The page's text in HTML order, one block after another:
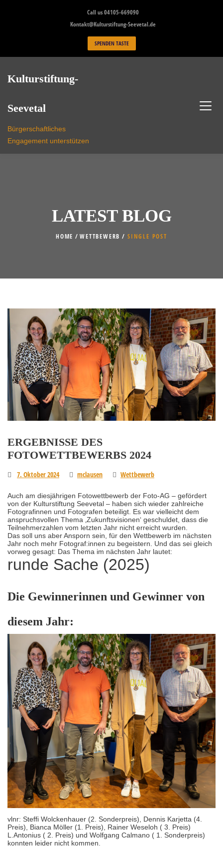
Call us 04105-669090
Kontakt@Kulturstiftung-Seevetal.de
SPENDEN TASTE
Kulturstiftung-
Seevetal
Bürgerschaftliches
Engagement unterstützen
LATEST BLOG
HOME WETTBEWERB SINGLE POST
ERGEBNISSE DES
FOTOWETTBEWERBS 2024
7. Oktober 2024 mclausen Wettbewerb
Auch am diesjährigen Fotowettbewerb der Foto-AG – gefördert
von der Kulturstiftung Seevetal – haben sich wieder zahlreiche
Fotografinnen und Fotografen beteiligt. Es war vielleicht dem
anspruchsvollen Thema ‚Zukunftsvisionen‘ geschuldet, dass die
Teilnehmerzahlen vom letzten Jahr nicht erreicht wurden.
Das soll uns aber Ansporn sein, für den Wettbewerb im nächsten
Jahr noch mehr Fotograf:innen zu begeistern. Und das sei gleich
vorweg gesagt: Das Thema im nächsten Jahr lautet:
runde Sache (2025)
Die Gewinnerinnen und Gewinner von
diesem Jahr:
vlnr: Steffi Wolckenhauer (2. Sonderpreis), Dennis Karjetta (4.
Preis), Bianca Möller (1. Preis), Rainer Weseloh ( 3. Preis)
L.Antonius ( 2. Preis) und Wolfgang Calmano ( 1. Sonderpreis)
konnten leider nicht kommen.